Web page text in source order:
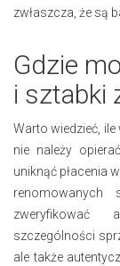
zwłaszcza, że są
Gdzie
i sztabki
Warto wiedzieć,
nie należy
uniknąć płacenia
renomowanych
zweryfikować
szczególności
ale także